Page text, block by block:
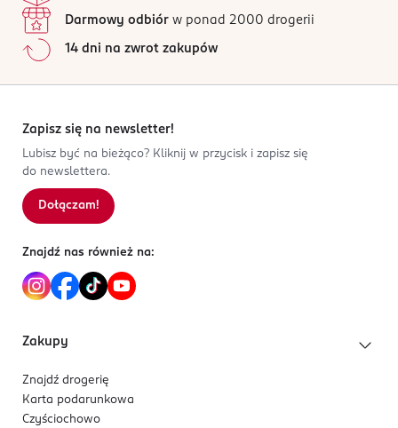
Darmowy odbiór w ponad 2000 drogerii
14 dni na zwrot zakupów
Zapisz się na newsletter!
Lubisz być na bieżąco? Kliknij w przycisk i zapisz się
do newslettera.
Dołączam!
Znajdź nas również na:
Zakupy
Znajdź drogerię
Karta podarunkowa
Czyściochowo